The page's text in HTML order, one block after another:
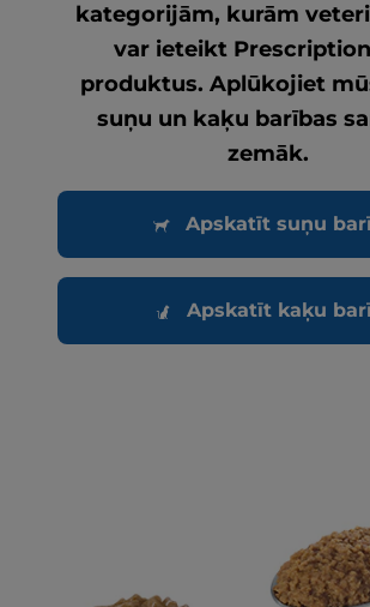
kategorijām, kurām
var ieteikt
produktus. Aplūkojiet
suņu un kaķu barības
zemāk.
Apskatīt suņu
Apskatīt kaķu